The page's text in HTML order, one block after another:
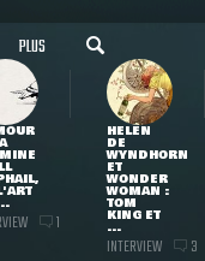
PLUS
1
HELEN
DE
WYNDHORN
ET
WONDER
WOMAN :
TOM
KING ET
...
INTERVIEW 3